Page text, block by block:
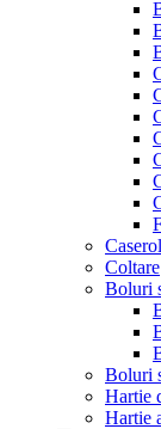
Coltare
Boluri
Boluri
Hartie
Hartie